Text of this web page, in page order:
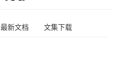
最新文档 文集下载